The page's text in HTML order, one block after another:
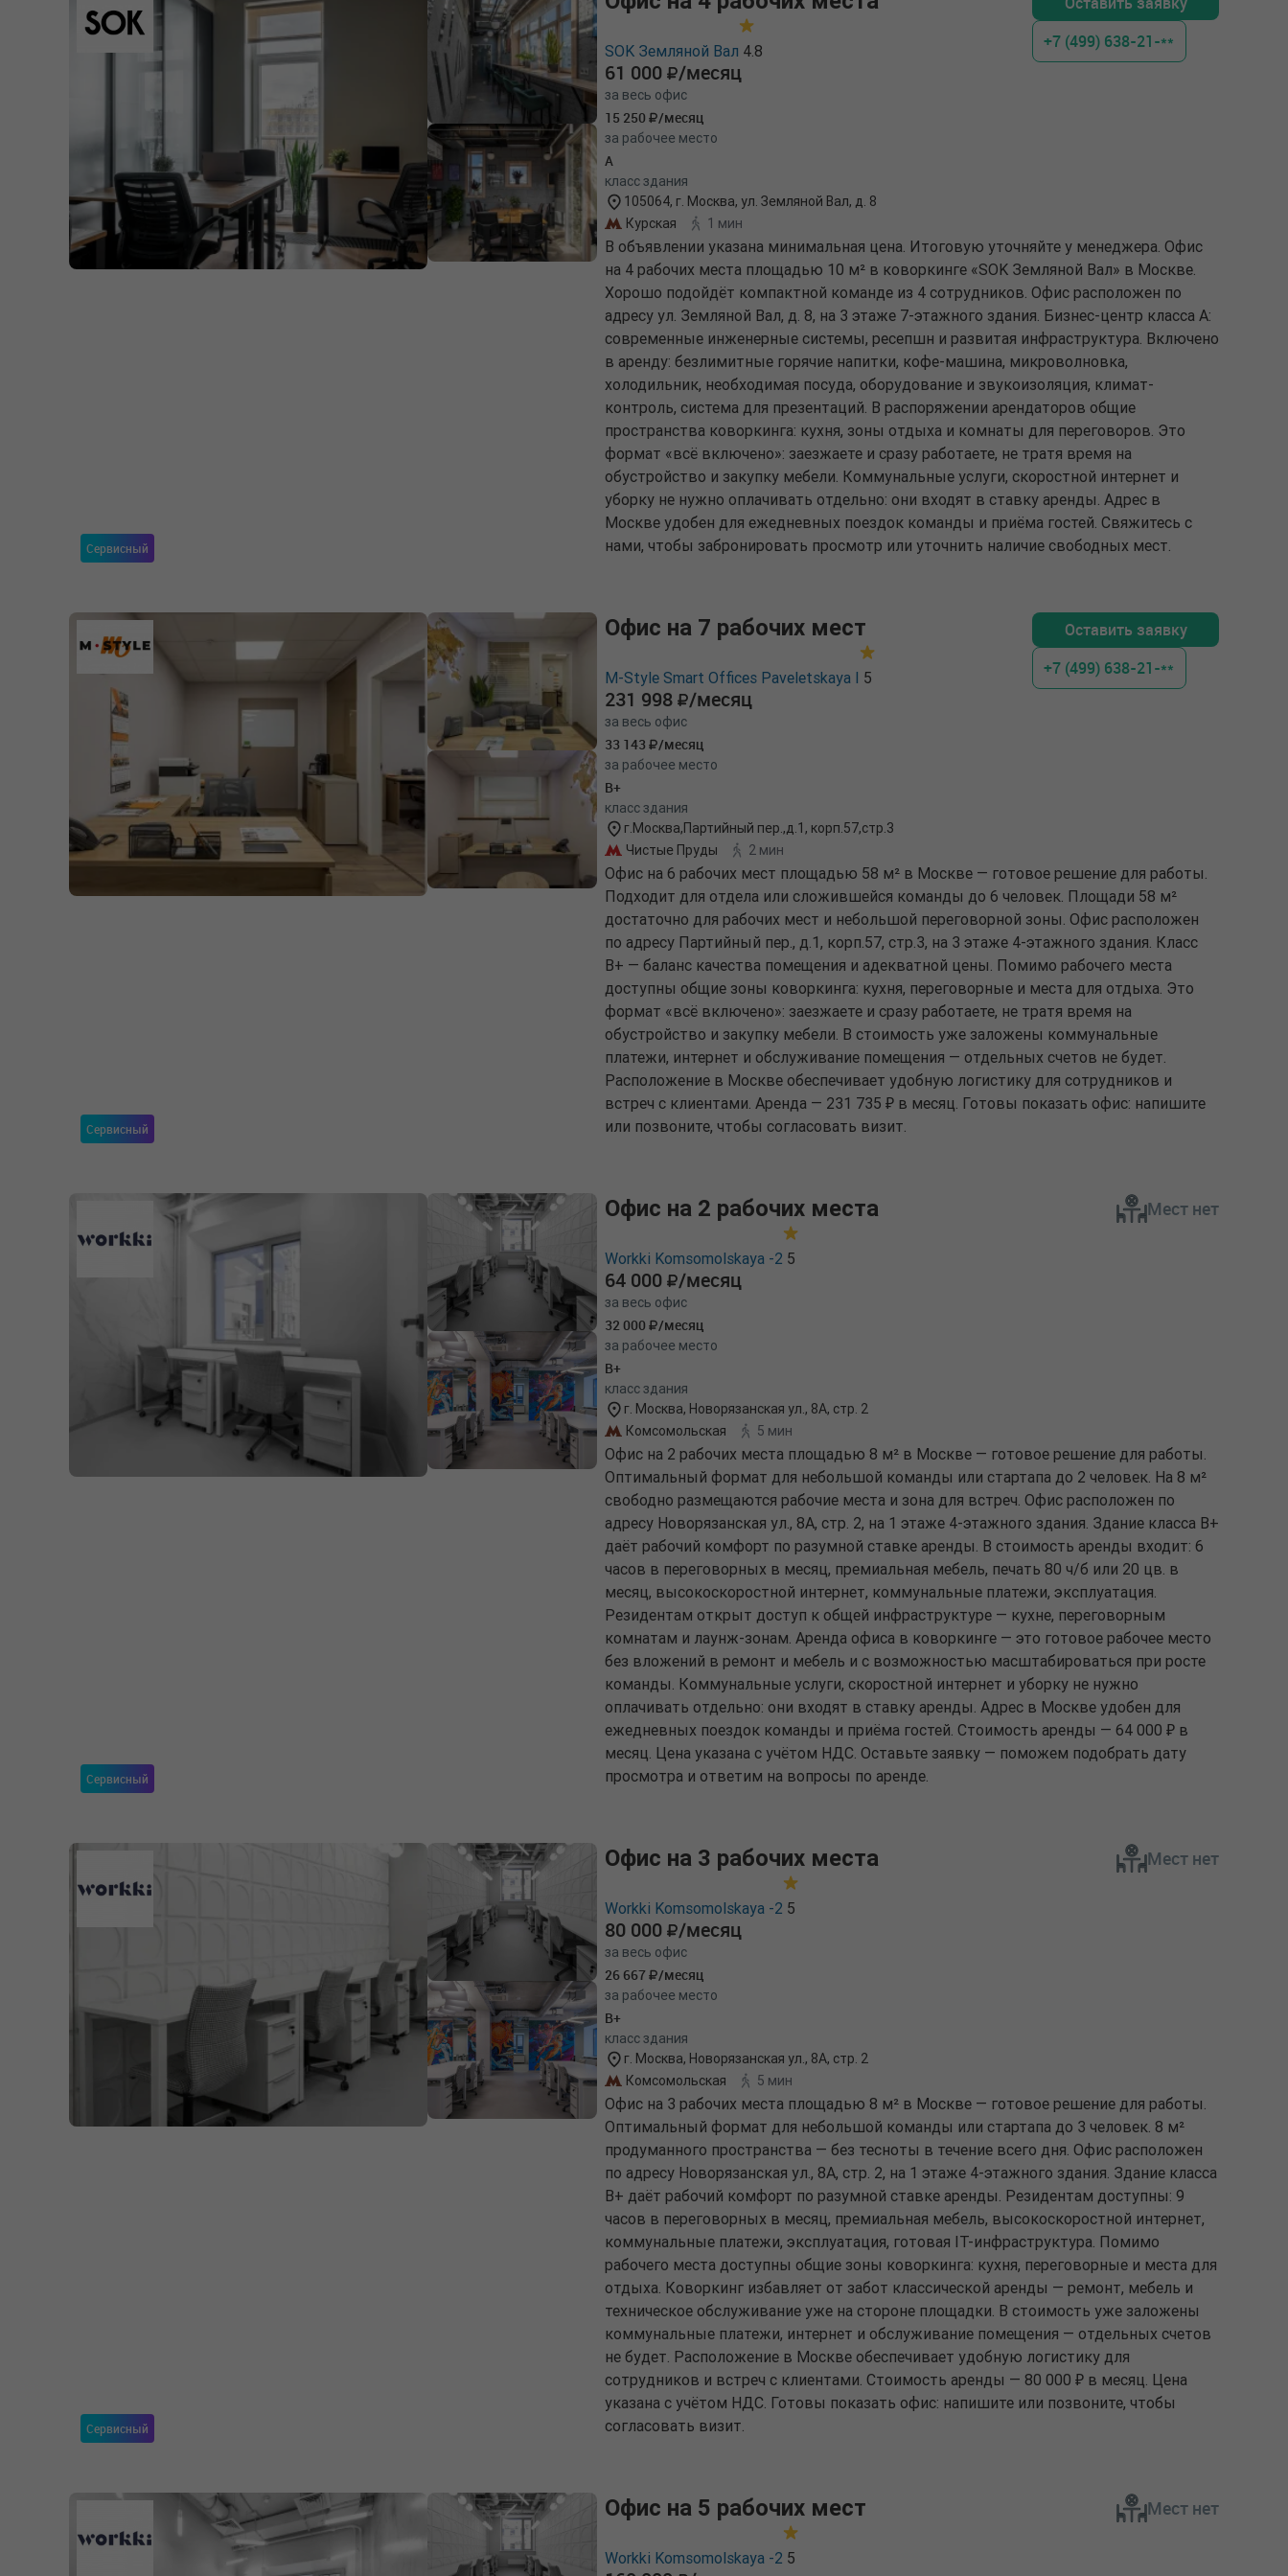
Сервисный
SOK Земляной Вал 4.8
61 000 /месяц
за весь офис
15 250 /месяц
за рабочее место
A
класс здания
105064, г. Москва, ул. Земляной Вал, д. 8
Курская
1 мин
В объявлении указана минимальная цена. Итоговую уточняйте у менеджера. Офис
на 4 рабочих места площадью 10 м² в коворкинге «SOK Земляной Вал» в Москве.
Хорошо подойдёт компактной команде из 4 сотрудников. Офис расположен по
адресу ул. Земляной Вал, д. 8, на 3 этаже 7-этажного здания. Бизнес-центр класса A:
современные инженерные системы, ресепшн и развитая инфраструктура. Включено
в аренду: безлимитные горячие напитки, кофе-машина, микроволновка,
холодильник, необходимая посуда, оборудование и звукоизоляция, климат-
контроль, система для презентаций. В распоряжении арендаторов общие
пространства коворкинга: кухня, зоны отдыха и комнаты для переговоров. Это
формат «всё включено»: заезжаете и сразу работаете, не тратя время на
обустройство и закупку мебели. Коммунальные услуги, скоростной интернет и
уборку не нужно оплачивать отдельно: они входят в ставку аренды. Адрес в
Москве удобен для ежедневных поездок команды и приёма гостей. Свяжитесь с
нами, чтобы забронировать просмотр или уточнить наличие свободных мест.
+7 (499) 638-21-**
Сервисный
Офис на 7 рабочих мест
M-Style Smart Offices Paveletskaya I 5
231 998 /месяц
за весь офис
33 143 /месяц
за рабочее место
B+
класс здания
г.Москва,Партийный пер.,д.1, корп.57,стр.3
Чистые Пруды
2 мин
Офис на 6 рабочих мест площадью 58 м² в Москве — готовое решение для работы.
Подходит для отдела или сложившейся команды до 6 человек. Площади 58 м²
достаточно для рабочих мест и небольшой переговорной зоны. Офис расположен
по адресу Партийный пер., д.1, корп.57, стр.3, на 3 этаже 4-этажного здания. Класс
B+ — баланс качества помещения и адекватной цены. Помимо рабочего места
доступны общие зоны коворкинга: кухня, переговорные и места для отдыха. Это
формат «всё включено»: заезжаете и сразу работаете, не тратя время на
обустройство и закупку мебели. В стоимость уже заложены коммунальные
платежи, интернет и обслуживание помещения — отдельных счетов не будет.
Расположение в Москве обеспечивает удобную логистику для сотрудников и
встреч с клиентами. Аренда — 231 735 ₽ в месяц. Готовы показать офис: напишите
или позвоните, чтобы согласовать визит.
Оставить заявку
+7 (499) 638-21-**
Сервисный
Офис на 2 рабочих места
Workki Komsomolskaya -2 5
64 000 /месяц
за весь офис
32 000 /месяц
за рабочее место
B+
класс здания
г. Москва, Новорязанская ул., 8А, стр. 2
Комсомольская
5 мин
Офис на 2 рабочих места площадью 8 м² в Москве — готовое решение для работы.
Оптимальный формат для небольшой команды или стартапа до 2 человек. На 8 м²
свободно размещаются рабочие места и зона для встреч. Офис расположен по
адресу Новорязанская ул., 8А, стр. 2, на 1 этаже 4-этажного здания. Здание класса B+
даёт рабочий комфорт по разумной ставке аренды. В стоимость аренды входит: 6
часов в переговорных в месяц, премиальная мебель, печать 80 ч/б или 20 цв. в
месяц, высокоскоростной интернет, коммунальные платежи, эксплуатация.
Резидентам открыт доступ к общей инфраструктуре — кухне, переговорным
комнатам и лаунж-зонам. Аренда офиса в коворкинге — это готовое рабочее место
без вложений в ремонт и мебель и с возможностью масштабироваться при росте
команды. Коммунальные услуги, скоростной интернет и уборку не нужно
оплачивать отдельно: они входят в ставку аренды. Адрес в Москве удобен для
ежедневных поездок команды и приёма гостей. Стоимость аренды — 64 000 ₽ в
месяц. Цена указана с учётом НДС. Оставьте заявку — поможем подобрать дату
просмотра и ответим на вопросы по аренде.
Мест нет
Сервисный
Офис на 3 рабочих места
Workki Komsomolskaya -2 5
80 000 /месяц
за весь офис
26 667 /месяц
за рабочее место
B+
класс здания
г. Москва, Новорязанская ул., 8А, стр. 2
Комсомольская
5 мин
Офис на 3 рабочих места площадью 8 м² в Москве — готовое решение для работы.
Оптимальный формат для небольшой команды или стартапа до 3 человек. 8 м²
продуманного пространства — без тесноты в течение всего дня. Офис расположен
по адресу Новорязанская ул., 8А, стр. 2, на 1 этаже 4-этажного здания. Здание класса
B+ даёт рабочий комфорт по разумной ставке аренды. Резидентам доступны: 9
часов в переговорных в месяц, премиальная мебель, высокоскоростной интернет,
коммунальные платежи, эксплуатация, готовая IT-инфраструктура. Помимо
рабочего места доступны общие зоны коворкинга: кухня, переговорные и места для
отдыха. Коворкинг избавляет от забот классической аренды — ремонт, мебель и
техническое обслуживание уже на стороне площадки. В стоимость уже заложены
коммунальные платежи, интернет и обслуживание помещения — отдельных счетов
не будет. Расположение в Москве обеспечивает удобную логистику для
сотрудников и встреч с клиентами. Стоимость аренды — 80 000 ₽ в месяц. Цена
указана с учётом НДС. Готовы показать офис: напишите или позвоните, чтобы
согласовать визит.
Мест нет
Офис на 5 рабочих мест
Workki Komsomolskaya -2 5
Мест нет